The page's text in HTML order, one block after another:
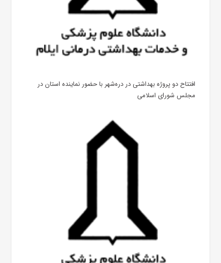
افتتاح دو پروژه بهداشتی در دره‌شهر با حضور نماینده استان در
مجلس شورای اسلامی